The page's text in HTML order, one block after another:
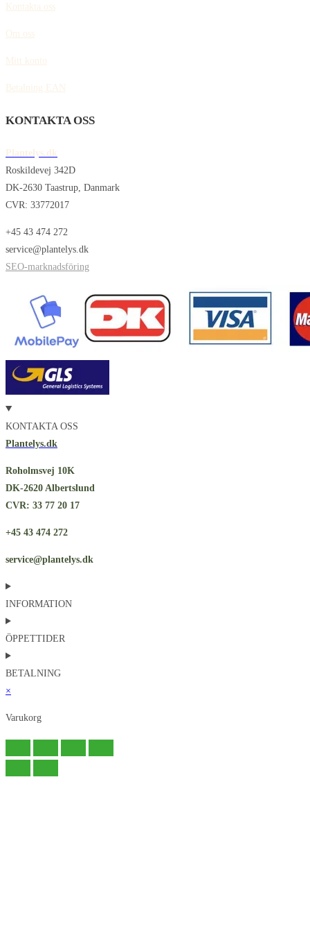
Kontakta oss
Om oss
Mitt konto
Betalning EAN
KONTAKTA OSS
Plantelys.dk
Roskildevej 342D
DK-2630 Taastrup, Danmark
CVR: 33772017
+45 43 474 272
service@plantelys.dk
SEO-marknadsföring
KONTAKTA OSS
Plantelys.dk
Roholmsvej 10K
DK-2620 Albertslund
CVR: 33 77 20 17
+45 43 474 272
service@plantelys.dk
INFORMATION
ÖPPETTIDER
BETALNING
×
Varukorg